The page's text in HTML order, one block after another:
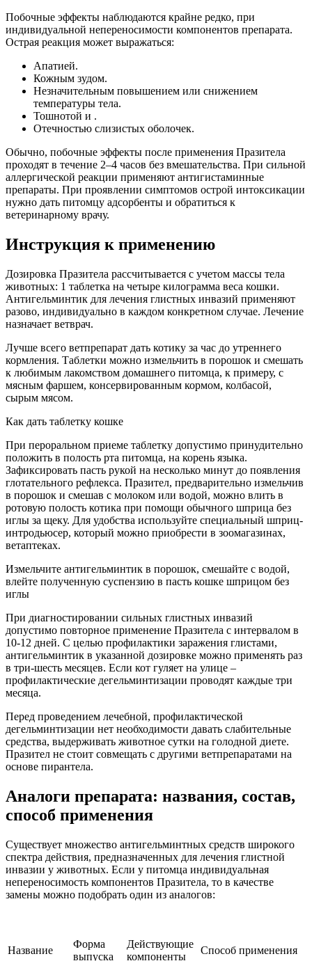
Побочные эффекты наблюдаются крайне редко, при
индивидуальной непереносимости компонентов препарата.
Острая реакция может выражаться:
Апатией.
Кожным зудом.
Незначительным повышением или снижением
температуры тела.
Тошнотой и .
Отечностью слизистых оболочек.
Обычно, побочные эффекты после применения Празитела
проходят в течение 2–4 часов без вмешательства. При сильной
аллергической реакции применяют антигистаминные
препараты. При проявлении симптомов острой интоксикации
нужно дать питомцу адсорбенты и обратиться к
ветеринарному врачу.
Инструкция к применению
Дозировка Празитела рассчитывается с учетом массы тела
животных: 1 таблетка на четыре килограмма веса кошки.
Антигельминтик для лечения глистных инвазий применяют
разово, индивидуально в каждом конкретном случае. Лечение
назначает ветврач.
Лучше всего ветпрепарат дать котику за час до утреннего
кормления. Таблетки можно измельчить в порошок и смешать
к любимым лакомством домашнего питомца, к примеру, с
мясным фаршем, консервированным кормом, колбасой,
сырым мясом.
Как дать таблетку кошке
При пероральном приеме таблетку допустимо принудительно
положить в полость рта питомца, на корень языка.
Зафиксировать пасть рукой на несколько минут до появления
глотательного рефлекса. Празител, предварительно измельчив
в порошок и смешав с молоком или водой, можно влить в
ротовую полость котика при помощи обычного шприца без
иглы за щеку. Для удобства используйте специальный шприц-
интродьюсер, который можно приобрести в зоомагазинах,
ветаптеках.
Измельчите антигельминтик в порошок, смешайте с водой,
влейте полученную суспензию в пасть кошке шприцом без
иглы
При диагностировании сильных глистных инвазий
допустимо повторное применение Празитела с интервалом в
10-12 дней. С целью профилактики заражения глистами,
антигельминтик в указанной дозировке можно применять раз
в три-шесть месяцев. Если кот гуляет на улице –
профилактические дегельминтизации проводят каждые три
месяца.
Перед проведением лечебной, профилактической
дегельминтизации нет необходимости давать слабительные
средства, выдерживать животное сутки на голодной диете.
Празител не стоит совмещать с другими ветпрепаратами на
основе пирантела.
Аналоги препарата: названия, состав,
способ применения
Существует множество антигельминтных средств широкого
спектра действия, предназначенных для лечения глистной
инвазии у животных. Если у питомца индивидуальная
непереносимость компонентов Празитела, то в качестве
замены можно подобрать один из аналогов:
Название
Форма
выпуска
Действующие
компоненты
Способ применения